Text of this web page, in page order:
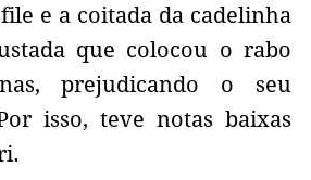
e a coitada da cadelinha
que colocou o rabo
prejudicando o seu
isso, teve notas baixas